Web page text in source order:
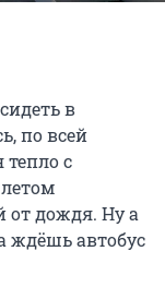
в
по всей
с
от дождя. Ну а
ждёшь автобус